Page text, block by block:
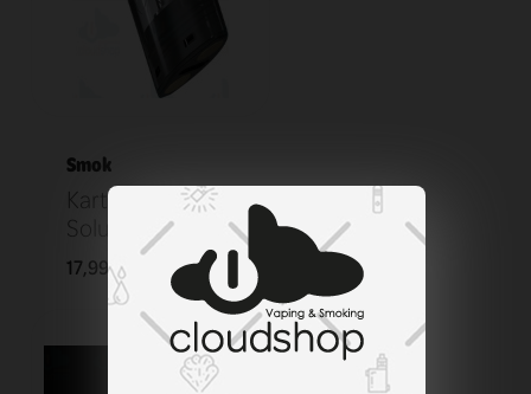
Smok
Kartridż Smok
Solus 0,9 ohm
17,99 zł KOSZYK